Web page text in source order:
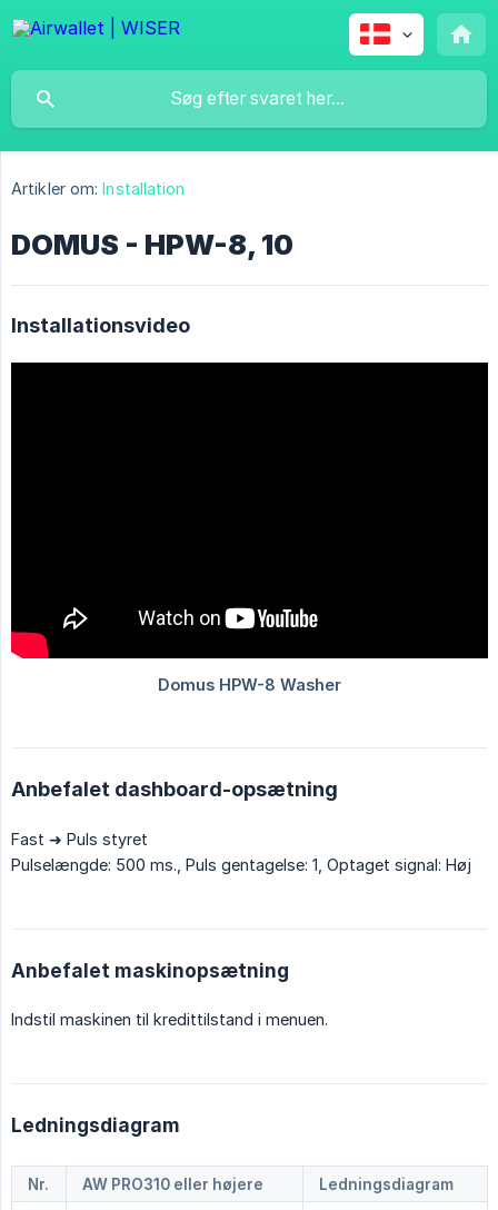
Artikler om: Installation
DOMUS - HPW-8, 10
Installationsvideo
Anbefalet dashboard-opsætning
Fast ➜ Puls styret
Pulselængde: 500 ms., Puls gentagelse: 1, Optaget signal: Høj
Anbefalet maskinopsætning
Indstil maskinen til kredittilstand i menuen.
Ledningsdiagram
Nr. AW PRO310 eller højere
Ledningsdiagram